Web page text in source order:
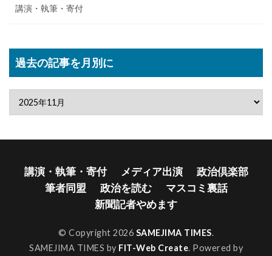
講演・執筆・寄付
過去の記事を月別に
講演・執筆・寄付 メディア出演
政治倶楽部
筆者同盟
政治を読む
マスコミ裏話
新聞記者やめます
© Copyright 2026 SAMEJIMA TIMES.
SAMEJIMA TIMES by FIT-Web Create. Powered by